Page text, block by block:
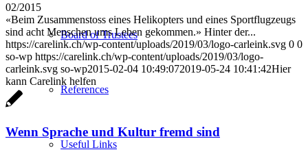
Board of Trustees
References
Useful Links
02/2015
«Beim Zusammenstoss eines Helikopters und eines Sportflugzeugs
sind acht Menschen ums Leben gekommen.» Hinter der...
https://carelink.ch/wp-content/uploads/2019/03/logo-carleink.svg 0 0
so-wp https://carelink.ch/wp-content/uploads/2019/03/logo-
carleink.svg so-wp2015-02-04 10:49:072019-05-24 10:41:42Hier
kann Carelink helfen
Wenn Sprache und Kultur fremd sind